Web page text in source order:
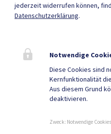
Mehr
Quicklinks
Geko digital Gemeinde-
Gemeindenachrichten
Termine
jederzeit widerrufen können,
Datenschutzerklärung.
Notwendige
Diese Cookies sind
Kernfunktionalität
Aus diesem Grund
deaktivieren.
Zweck: Notwendige Cookies